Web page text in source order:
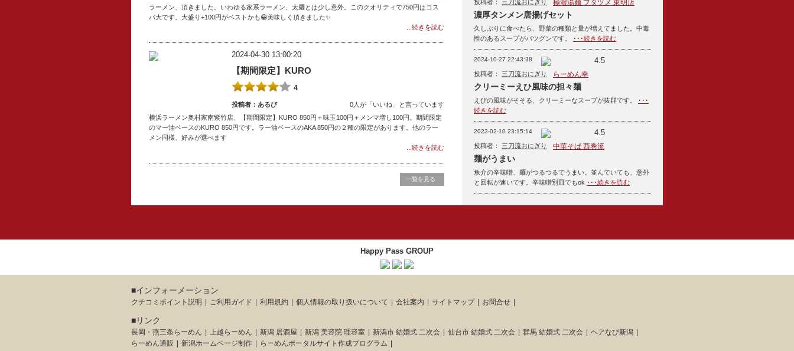
ラーメン、頂きました。いわゆる家系ラーメン、太麺とは少し意外。このクオリティで750円はコス
パ大です。大盛り+100円がベストかも😁美味しく頂きました✨
...続きを読む
2024-04-30 13:00:20
【期間限定】KURO
4
投稿者：あるび
0人が「いいね」と言っています
横浜ラーメン奥村家南紫竹店、【期間限定】KURO 850円＋味玉100円＋メンマ増し100円。期間限定
のマー油ベースのKURO 850円です。ラー油ベースのAKA 850円の２種の限定があります。他のラー
メン同様、好みが選べます
...続きを読む
一覧を見る
投稿者： 三刀流おにぎり 極濃湯麺 フタツメ 東明店
濃厚タンメン唐揚げセット
久しぶりに食べたら、野菜の種類と量が増えてました。中毒
性のあるスープがバツグンです。
･･･続きを読む
2024-10-27 22:43:38 4.5
投稿者： 三刀流おにぎり らーめん幸
クリーミーえひ風味の担々麺
えびの風味がそそる、クリーミーなスープが抜群です。
･･･
続きを読む
2023-02-10 23:15:14 4.5
投稿者： 三刀流おにぎり 中華そば 西巻流
麺がうまい
魚介の辛味噌、麺がつるつるでうまい。並んでいても、意外
と回転が速いです。辛味噌別皿でもok ･･･続きを読む
Happy Pass GROUP
■インフォーメーション
クチコミポイント説明 ご利用ガイド 利用規約 個人情報の取り扱いについて 会社案内 サイトマップ お問合せ
■リンク
長岡・燕三条らーめん 上越らーめん 新潟 居酒屋 新潟 美容院 理容室 新潟市 結婚式 二次会 仙台市 結婚式 二次会 群馬 結婚式 二次会
ヘアなび新潟
らーめん通販
新潟ホームページ制作 らーめんポータルサイト作成プログラム